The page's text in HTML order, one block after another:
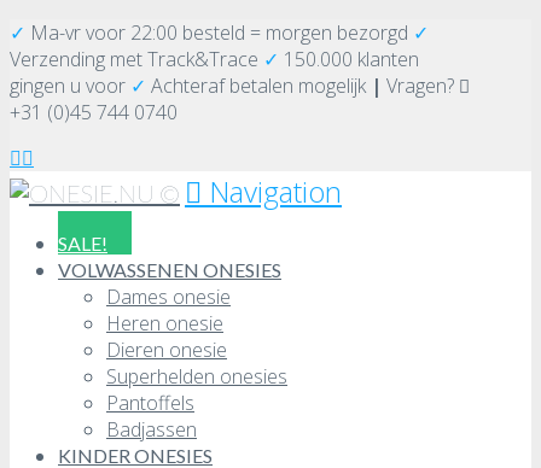
✓ Ma-vr voor 22:00 besteld = morgen bezorgd ✓
Verzending met Track&Trace ✓ 150.000 klanten
gingen u voor ✓ Achteraf betalen mogelijk | Vragen?
+31 (0)45 744 0740
Navigation
SALE!
VOLWASSENEN ONESIES
Dames onesie
Heren onesie
Dieren onesie
Superhelden onesies
Pantoffels
Badjassen
KINDER ONESIES